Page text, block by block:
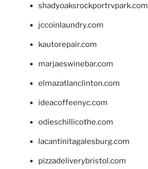
shadyoaksrockportrvpark.com
jccoinlaundry.com
kautorepair.com
marjaeswinebar.com
elmazatlanclinton.com
ideacoffeenyc.com
odieschillicothe.com
lacantinitagalesburg.com
pizzadeliverybristol.com